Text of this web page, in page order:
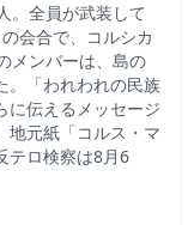
。全員が武装して
会合で、コルシカ
メンバーは、島の
。「われわれの民族
に伝えるメッセージ
地元紙「コルス・マ
テロ検察は8月6